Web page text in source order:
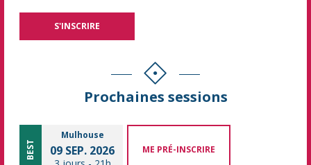
Prochaines sessions
BEST
Mulhouse
09 SEP. 2026 ME PRÉ-INSCRIRE